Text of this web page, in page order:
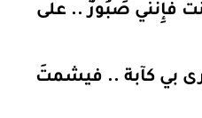
فإِنّني صَبُورٌ .. على
بي كآبة .. فيشمتَ